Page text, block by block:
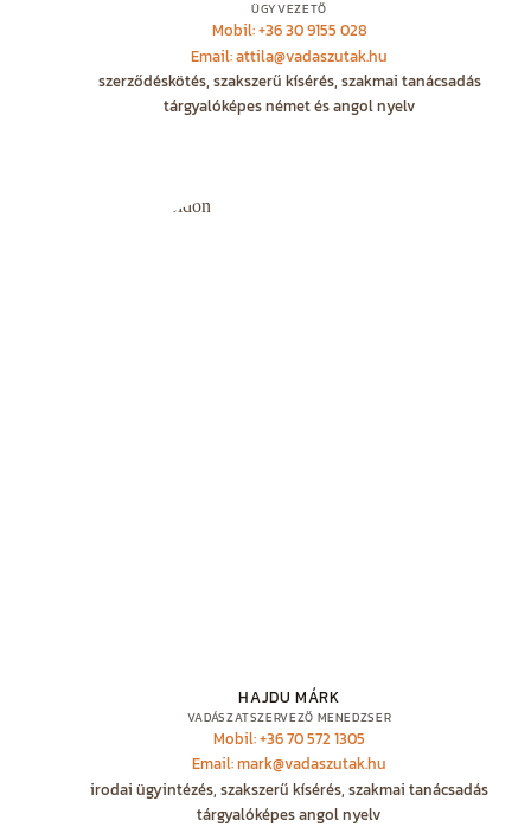
ÜGYVEZETŐ
Mobil: +36 30 9155 028
Email: attila@vadaszutak.hu
szerződéskötés, szakszerű kísérés, szakmai tanácsadás
tárgyalóképes német és angol nyelv
HAJDU MÁRK
VADÁSZATSZERVEZŐ MENEDZSER
Mobil: +36 70 572 1305
Email: mark@vadaszutak.hu
irodai ügyintézés, szakszerű kísérés, szakmai tanácsadás
tárgyalóképes angol nyelv